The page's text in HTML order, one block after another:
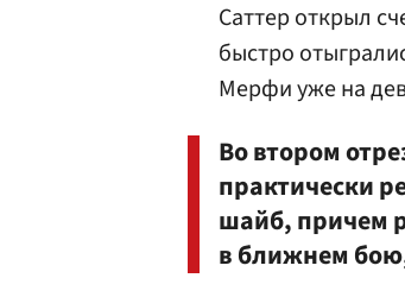
Саттер открыл
быстро
Мерфиуже на
Во втором
практически
шайб, причем
в ближнем